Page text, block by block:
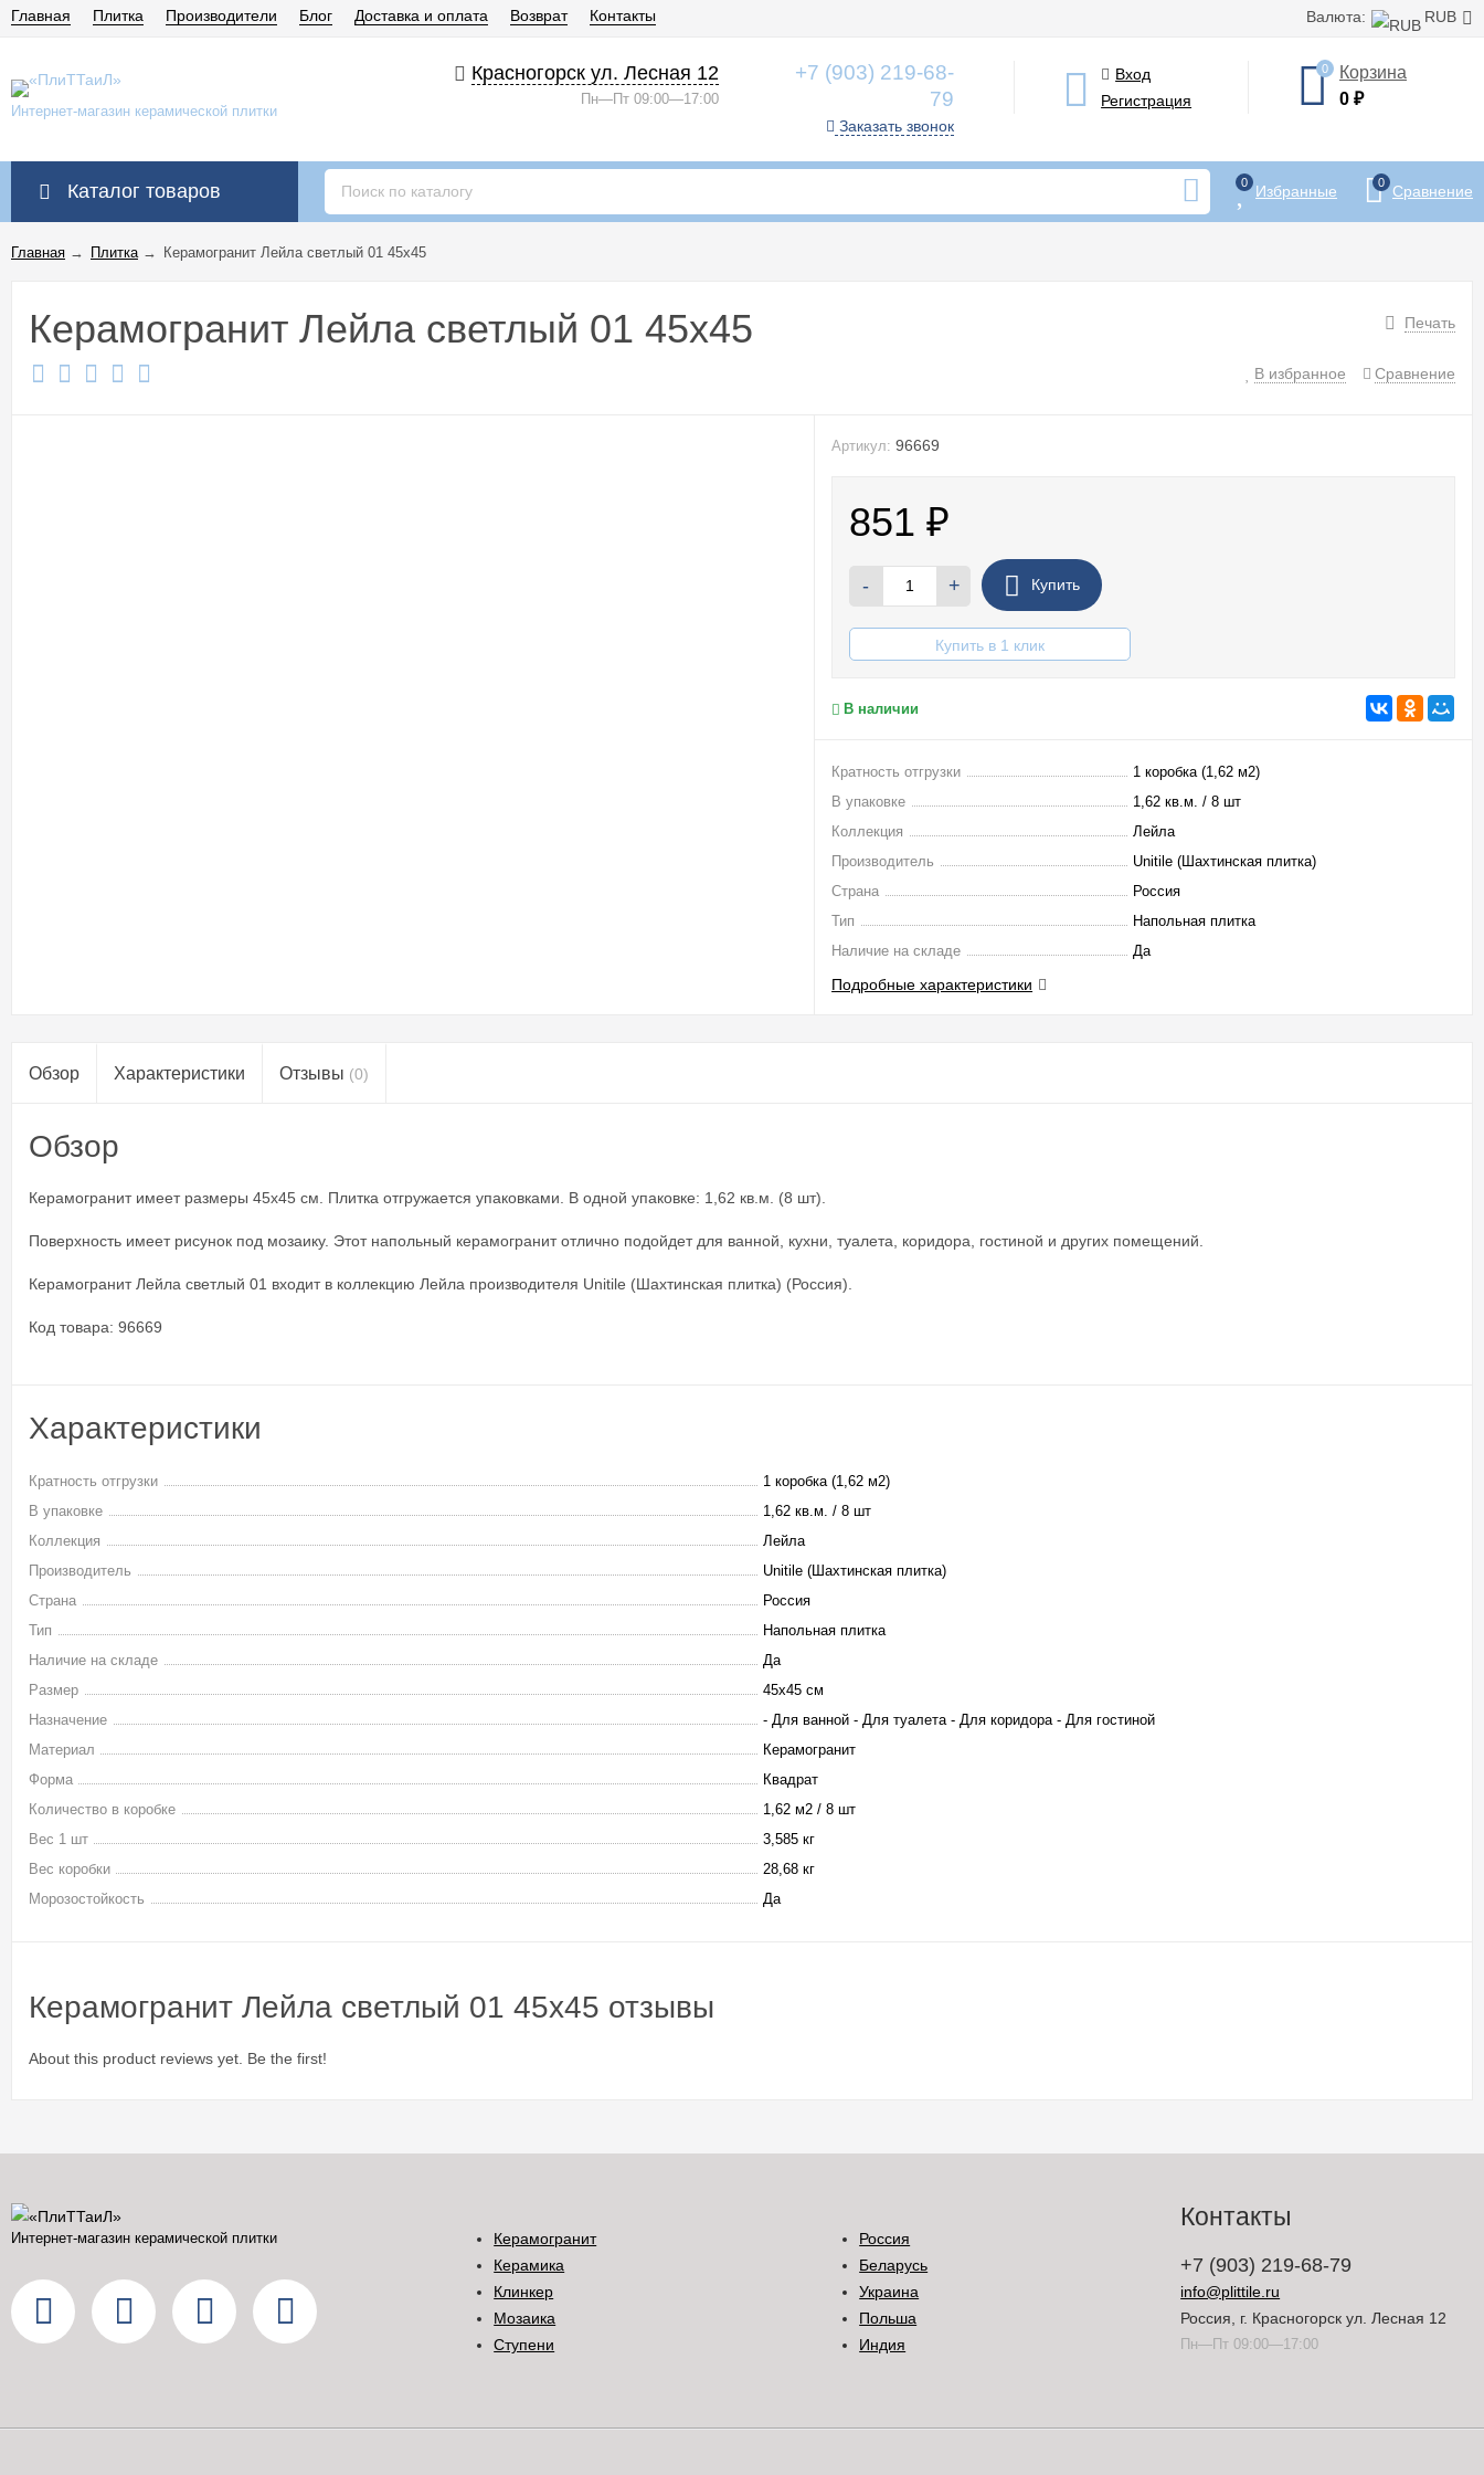
Валюта: RUB
Главная Плитка Производители Блог Доставка и оплата Возврат Контакты
Интернет-магазин керамической плитки
Красногорск ул. Лесная 12
Пн—Пт 09:00—17:00
+7 (903) 219-68-
79
Заказать звонок
Вход
Регистрация
0
Корзина
0 ₽
Каталог товаров 0 Избранные 0 Сравнение
Главная → Плитка→ Керамогранит Лейла светлый 01 45x45
Печать
Керамогранит Лейла светлый 01 45x45
В избранное Сравнение
Артикул: 96669
851₽
- + Купить
Купить в 1 клик
В наличии
Кратность отгрузки
1 коробка (1,62 м2)
В упаковке
1,62 кв.м. / 8 шт
Коллекция
Лейла
Производитель
Unitile (Шахтинская плитка)
Страна
Россия
Тип
Напольная плитка
Наличие на складе
Да
Подробные характеристики
Обзор Характеристики Отзывы (0)
Обзор
Керамогранит имеет размеры 45x45 см. Плитка отгружается упаковками. В одной упаковке: 1,62 кв.м. (8 шт).
Поверхность имеет рисунок под мозаику. Этот напольный керамогранит отлично подойдет для ванной, кухни, туалета, коридора, гостиной и других помещений.
Керамогранит Лейла светлый 01 входит в коллекцию Лейла производителя Unitile (Шахтинская плитка) (Россия).
Код товара: 96669
Характеристики
Кратность отгрузки
1 коробка (1,62 м2)
В упаковке
1,62 кв.м. / 8 шт
Коллекция
Лейла
Производитель
Unitile (Шахтинская плитка)
Страна
Россия
Тип
Напольная плитка
Наличие на складе
Да
Размер
45х45 см
Назначение
- Для ванной - Для туалета - Для коридора - Для гостиной
Материал
Керамогранит
Форма
Квадрат
Количество в коробке
1,62 м2 / 8 шт
Вес 1 шт
3,585 кг
Вес коробки
28,68 кг
Морозостойкость
Да
Керамогранит Лейла светлый 01 45x45 отзывы
About this product reviews yet. Be the first!
Интернет-магазин керамической плитки
Керамогранит
Керамика
Клинкер
Мозаика
Ступени
Россия
Беларусь
Украина
Польша
Индия
Контакты
+7 (903) 219-68-79
info@plittile.ru
Россия, г. Красногорск ул. Лесная 12
Пн—Пт 09:00—17:00